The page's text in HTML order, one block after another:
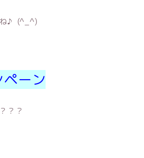
ね♪ (^_^)
ーン
？？